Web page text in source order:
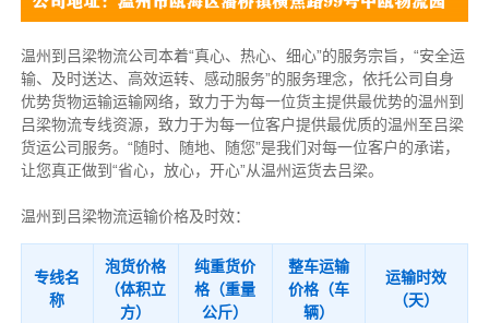
温州到吕梁物流公司本着“真心、热心、细心”的服务宗旨，“安全运
输、及时送达、高效运转、感动服务”的服务理念，依托公司自身
优势货物运输运输网络，致力于为每一位货主提供最优势的温州到
吕梁物流专线资源，致力于为每一位客户提供最优质的温州至吕梁
货运公司服务。“随时、随地、随您”是我们对每一位客户的承诺，
让您真正做到“省心，放心，开心”从温州运货去吕梁。
温州到吕梁物流运输价格及时效：
专线名
称
泡货价格
（体积立
方）
纯重货价
格（重量
公斤）
整车运输
价格（车
辆）
运输时效
（天）